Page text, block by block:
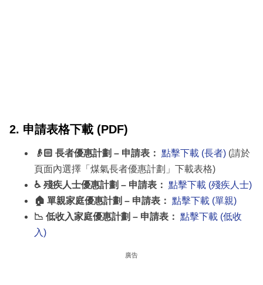
2. 申請表格下載 (PDF)
👴🏻 長者優惠計劃 – 申請表： 點擊下載 (長者) (請於
頁面內選擇「煤氣長者優惠計劃」下載表格)
♿ 殘疾人士優惠計劃 – 申請表： 點擊下載 (殘疾人士)
🏠 單親家庭優惠計劃 – 申請表： 點擊下載 (單親)
📉 低收入家庭優惠計劃 – 申請表： 點擊下載 (低收
入)
廣告